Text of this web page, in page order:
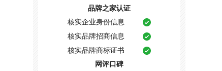
品牌之家认证
核实企业身份信息
核实品牌招商信息
核实品牌商标证书
网评口碑